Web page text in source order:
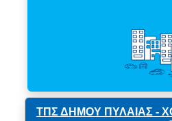
ΤΠΣ ΔΗΜΟΥ ΠΥΛΑΙΑΣ -